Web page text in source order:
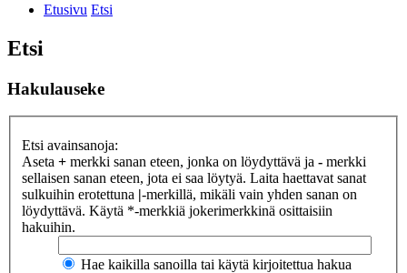
Etusivu Etsi
Etsi
Hakulauseke
Etsi avainsanoja:
Aseta + merkki sanan eteen, jonka on löydyttävä ja - merkki
sellaisen sanan eteen, jota ei saa löytyä. Laita haettavat sanat
sulkuihin erotettuna |-merkillä, mikäli vain yhden sanan on
löydyttävä. Käytä *-merkkiä jokerimerkkinä osittaisiin
hakuihin.
Hae kaikilla sanoilla tai käytä kirjoitettua hakua